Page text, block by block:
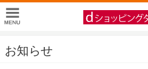
お知らせ